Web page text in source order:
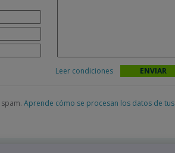
Leer condiciones
Aprende cómo se procesan los datos de tus